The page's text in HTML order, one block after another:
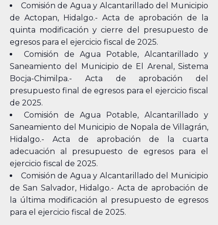
Comisión de Agua y Alcantarillado del Municipio
de Actopan, Hidalgo.- Acta de aprobación de la
quinta modificación y cierre del presupuesto de
egresos para el ejercicio fiscal de 2025.
Comisión de Agua Potable, Alcantarillado y
Saneamiento del Municipio de El Arenal, Sistema
Bocja-Chimilpa.- Acta de aprobación del
presupuesto final de egresos para el ejercicio fiscal
de 2025.
Comisión de Agua Potable, Alcantarillado y
Saneamiento del Municipio de Nopala de Villagrán,
Hidalgo.- Acta de aprobación de la cuarta
adecuación al presupuesto de egresos para el
ejercicio fiscal de 2025.
Comisión de Agua y Alcantarillado del Municipio
de San Salvador, Hidalgo.- Acta de aprobación de
la última modificación al presupuesto de egresos
para el ejercicio fiscal de 2025.